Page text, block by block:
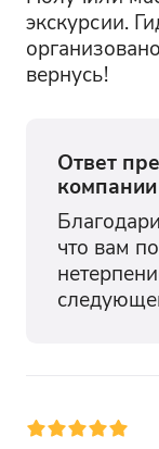
экскурсии.
вернусь!
Ответ
компании
что вам